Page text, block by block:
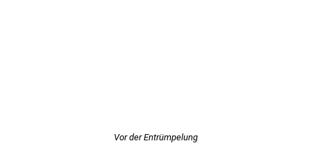
Vor der Entrümpelung